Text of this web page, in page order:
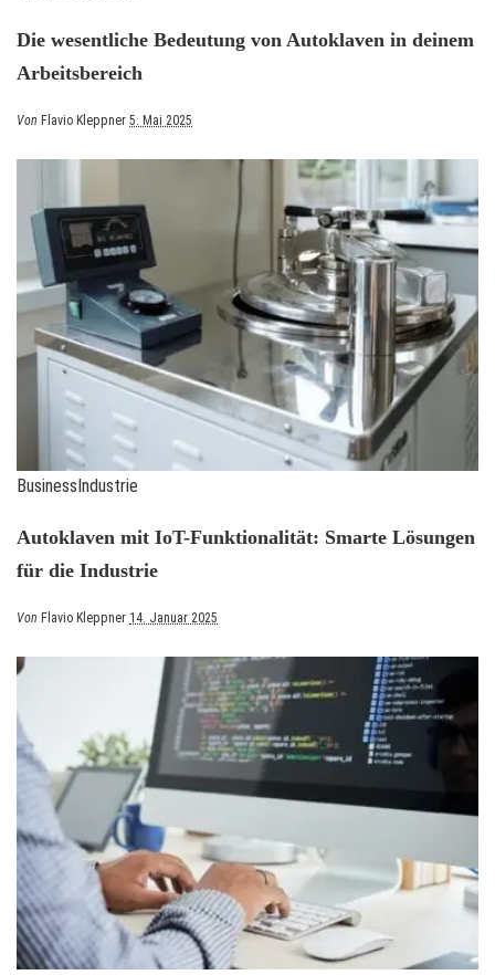
Die wesentliche Bedeutung von Autoklaven in deinem
Arbeitsbereich
Posted
Von Flavio Kleppner 5. Mai 2025
Business Industrie
Autoklaven mit IoT-Funktionalität: Smarte Lösungen
für die Industrie
Posted
Von Flavio Kleppner 14. Januar 2025